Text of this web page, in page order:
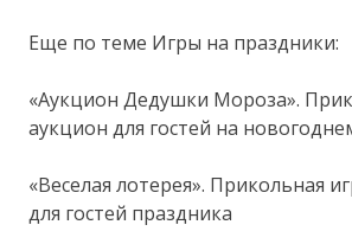
Еще по теме Игры на праздники:
«Аукцион Дедушки Мороза».
аукцион для гостей на
«Веселая лотерея». Прикольная
для гостей праздника